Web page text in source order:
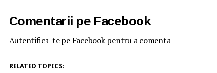
Comentarii pe Facebook
Autentifica-te pe Facebook pentru a comenta
RELATED TOPICS: